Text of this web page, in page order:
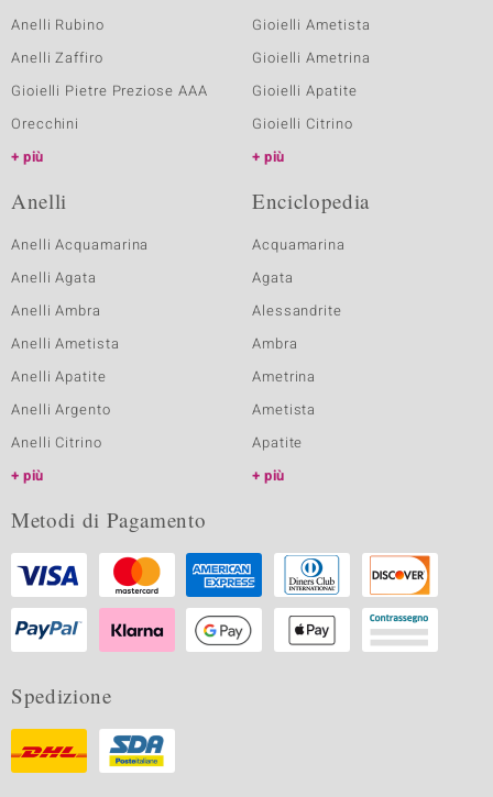
Anelli Rubino
Anelli Zaffiro
Gioielli Pietre Preziose AAA
Orecchini
più
Gioielli Ametista
Gioielli Ametrina
Gioielli Apatite
Gioielli Citrino
più
Anelli
Anelli Acquamarina
Anelli Agata
Anelli Ambra
Anelli Ametista
Anelli Apatite
Anelli Argento
Anelli Citrino
più
Enciclopedia
Acquamarina
Agata
Alessandrite
Ambra
Ametrina
Ametista
Apatite
più
Metodi di Pagamento
Spedizione